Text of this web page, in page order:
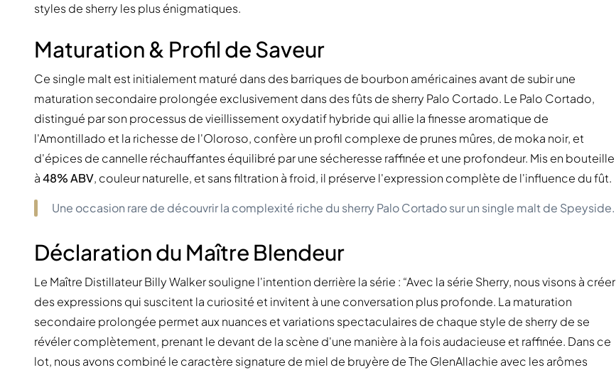
styles de sherry les plus énigmatiques.
Maturation & Profil de Saveur
Ce single malt est initialement maturé dans des barriques de bourbon américaines avant de subir une
maturation secondaire prolongée exclusivement dans des fûts de sherry Palo Cortado. Le Palo Cortado,
distingué par son processus de vieillissement oxydatif hybride qui allie la finesse aromatique de
l'Amontillado et la richesse de l'Oloroso, confère un profil complexe de prunes mûres, de moka noir, et
d'épices de cannelle réchauffantes équilibré par une sécheresse raffinée et une profondeur. Mis en bouteille
à48% ABV, couleur naturelle, et sans filtration à froid, il préserve l'expression complète de l'influence du fût.
Une occasion rare de découvrir la complexité riche du sherry Palo Cortado sur un single malt de Speyside.
Déclaration du Maître Blendeur
Le Maître Distillateur Billy Walker souligne l'intention derrière la série : “Avec la série Sherry, nous visons à créer
des expressions qui suscitent la curiosité et invitent à une conversation plus profonde. La maturation
secondaire prolongée permet aux nuances et variations spectaculaires de chaque style de sherry de se
révéler complètement, prenant le devant de la scène d'une manière à la fois audacieuse et raffinée. Dans ce
lot, nous avons combiné le caractère signature de miel de bruyère de The GlenAllachie avec les arômes